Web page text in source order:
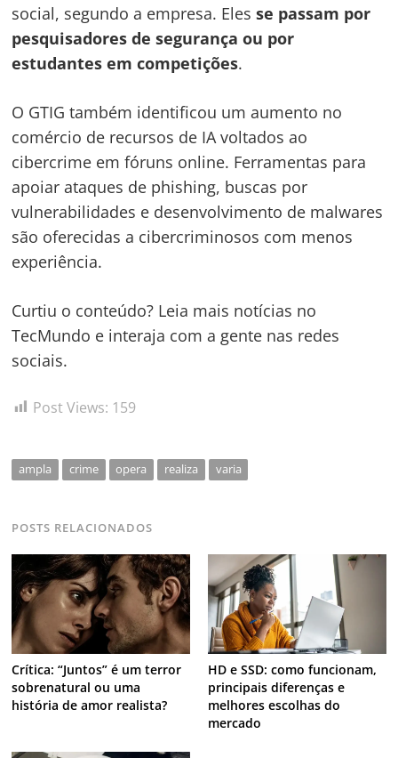
social, segundo a empresa. Elesse passam por
pesquisadores de segurança ou por
estudantes em competições.
O GTIG também identificou um aumento no
comércio de recursos de IA voltados ao
cibercrime em fóruns online. Ferramentas para
apoiar ataques de phishing, buscas por
vulnerabilidades e desenvolvimento de malwares
são oferecidas a cibercriminosos com menos
experiência.
Curtiu o conteúdo? Leia mais notícias no
TecMundo e interaja com a gente nas redes
sociais.
Post Views: 159
ampla crime opera realiza varia
POSTS RELACIONADOS
Crítica: “Juntos” é um terror
sobrenatural ou uma
história de amor realista?
HD e SSD: como funcionam,
principais diferenças e
melhores escolhas do
mercado